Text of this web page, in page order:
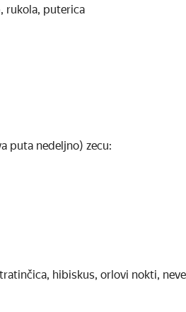
rukola, puterica
puta nedeljno) zecu:
hibiskus, orlovi nokti,